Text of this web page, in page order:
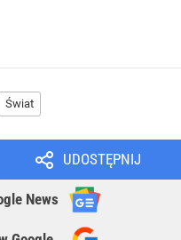
Świat
UDOSTĘPNIJ
News